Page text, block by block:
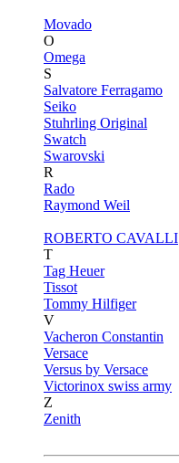
Movado
O
Omega
S
Salvatore Ferragamo
Seiko
Stuhrling Original
Swatch
Swarovski
R
Rado
Raymond Weil
ROBERTO CAVALLI
T
Tag Heuer
Tissot
Tommy Hilfiger
V
Vacheron Constantin
Versace
Versus by Versace
Victorinox swiss army
Z
Zenith